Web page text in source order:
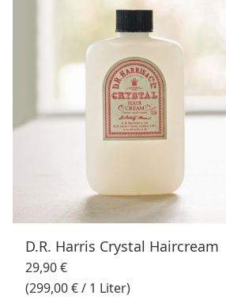
D.R. Harris Crystal Haircream
29,90 €
(299,00 € / 1 Liter)